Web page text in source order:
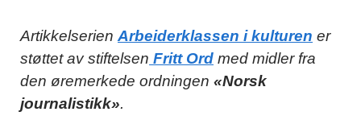
Artikkelserien Arbeiderklassen i kulturen er
støttet av stiftelsen Fritt Ord med midler fra
den øremerkede ordningen «Norsk
journalistikk».